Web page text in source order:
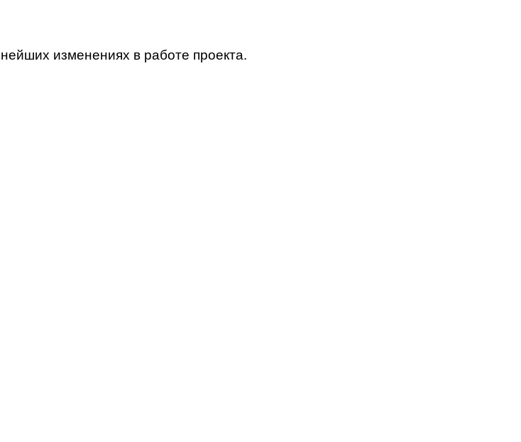
изменениях в работе проекта.